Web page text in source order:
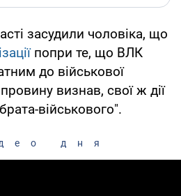
засудили чоловіка, що
попри те, що ВЛК
до військової
визнав, свої ж дії
військового".
дня